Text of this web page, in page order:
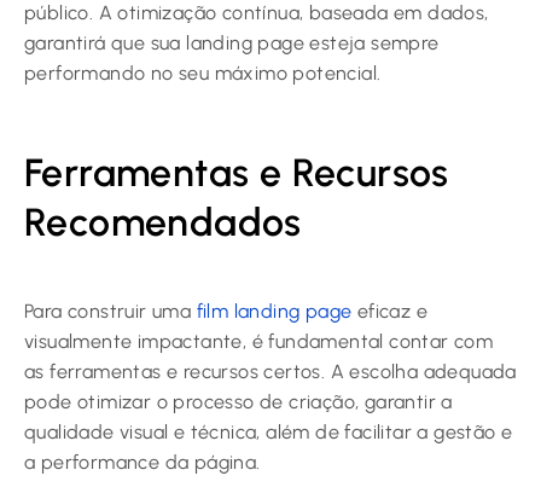
público. A otimização contínua, baseada em dados,
garantirá que sua landing page esteja sempre
performando no seu máximo potencial.
Ferramentas e Recursos
Recomendados
Para construir uma film landing page eficaz e
visualmente impactante, é fundamental contar com
as ferramentas e recursos certos. A escolha adequada
pode otimizar o processo de criação, garantir a
qualidade visual e técnica, além de facilitar a gestão e
a performance da página.